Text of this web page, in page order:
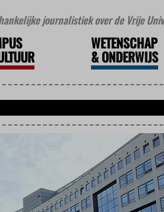
journalistiek over de Vrije
WETENSCHAP
&ONDERWIJS